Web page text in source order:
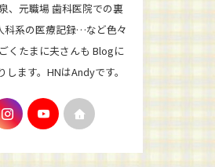
、元職場 歯科医院での裏
科系の医療記録…など色々
くたまに夫さんも Blogに
ます。HNはAndyです。